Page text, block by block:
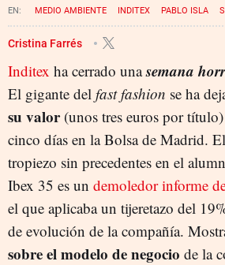
MEDIO AMBIENTE INDITEX PABLO ISLA
Cristina Farrés
Inditex ha cerrado unasemana
El gigante del fast fashion se ha
su valor (unos tres euros por
cinco días en la Bolsa de Madrid.
tropiezo sin precedentes en el
Ibex 35 es un demoledor informe
el que aplicaba un tijeretazo del
de evolución de la compañía.
sobre el modelo de negocio de la